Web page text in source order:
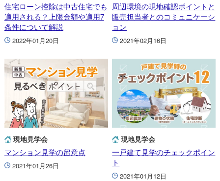
住宅ローン控除は中古住宅でも
適用される？上限金額や適用7
条件について解説
2022年01月20日
周辺環境の現地確認ポイントと
販売担当者とのコミュニケーシ
ョン
2021年02月16日
現地見学会
マンション見学の留意点
2021年01月26日
現地見学会
一戸建て見学のチェックポイン
ト
2021年01月12日